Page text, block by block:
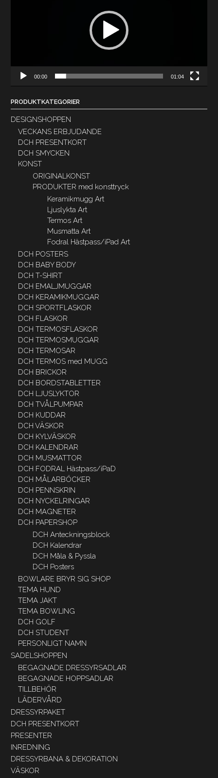
00:00 01:04
PRODUKTKATEGORIER
DESIGNSHOPPEN
VECKANS ERBJUDANDE
DCH PRESENTKORT
DCH SMYCKEN
KONST
ORIGINALKONST
PRODUKTER med konsttryck
Keramikmugg Art
Ljuslykta Art
Termos Art
Musmatta Art
Fodral Hästpass/iPad Art
DCH POSTERS
DCH BABY BODY
DCH T-SHIRT
DCH EMALJMUGGAR
DCH KERAMIKMUGGAR
DCH SPORTFLASKOR
DCH FLASKOR
DCH TERMOSFLASKOR
DCH TERMOSMUGGAR
DCH TERMOSAR
DCH TERMOS med MUGG
DCH BRICKOR
DCH BORDSTABLETTER
DCH LJUSLYKTOR
DCH TVÅLPUMPAR
DCH KUDDAR
DCH VÄSKOR
DCH KYLVÄSKOR
DCH KALENDRAR
DCH MUSMATTOR
DCH FODRAL Hästpass/iPaD
DCH MÅLARBÖCKER
DCH PENNSKRIN
DCH NYCKELRINGAR
DCH MAGNETER
DCH PAPERSHOP
DCH Anteckningsblock
DCH Kalendrar
DCH Måla & Pyssla
DCH Posters
BOWLARE BRYR SIG SHOP
TEMA HUND
TEMA JAKT
TEMA BOWLING
DCH GOLF
DCH STUDENT
PERSONLIGT NAMN
SADELSHOPPEN
BEGAGNADE DRESSYRSADLAR
BEGAGNADE HOPPSADLAR
TILLBEHÖR
LÄDERVÅRD
DRESSYRPAKET
DCH PRESENTKORT
PRESENTER
INREDNING
DRESSYRBANA & DEKORATION
VÄSKOR